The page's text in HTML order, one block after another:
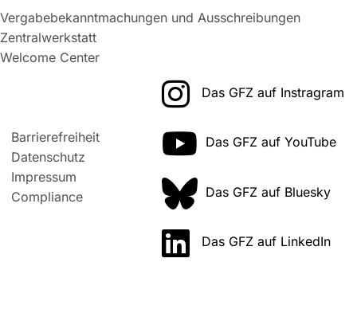
Vergabebekanntmachungen und Ausschreibungen
Zentralwerkstatt
Welcome Center
Barrierefreiheit
Datenschutz
Impressum
Compliance
Das GFZ auf Instragram
Das GFZ auf YouTube
Das GFZ auf Bluesky
Das GFZ auf LinkedIn